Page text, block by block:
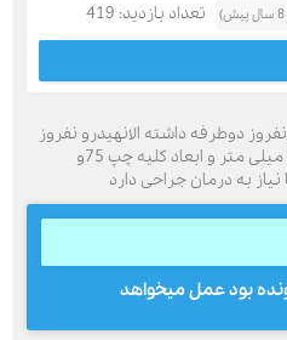
تعداد بازدید: 419
دوطرفه داشته الانهیدرو نفروز
خفیف سمت چپ قطرlp لگنچه8 میلی متر و ابعاد کلیه چپ 75و